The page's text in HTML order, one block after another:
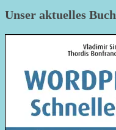
Unser aktuelles Buch